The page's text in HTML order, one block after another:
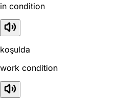
in condition
koşulda
work condition